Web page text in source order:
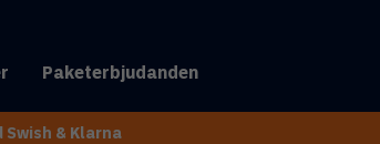
Paketerbjudanden
& Klarna